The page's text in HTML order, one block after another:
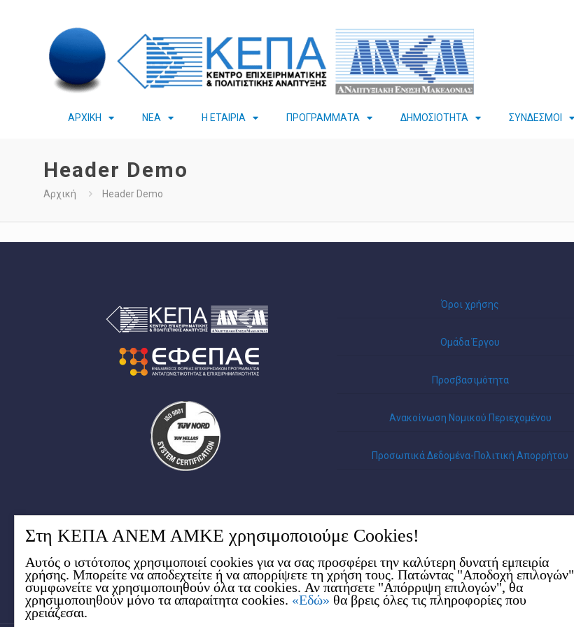
ΑΡΧΙΚΗ ΝΕΑ Η ΕΤΑΙΡΙΑ ΠΡΟΓΡΑΜΜΑΤΑ ΔΗΜΟΣΙΟΤΗΤΑ ΣΥΝΔΕΣΜΟΙ
Header Demo
Αρχική Header Demo
Όροι χρήσης
Ομάδα Έργου
Προσβασιμότητα
Ανακοίνωση Νομικού Περιεχομένου
Προσωπικά Δεδομένα-Πολιτική Απορρήτου
Στη ΚΕΠΑ ΑΝΕΜ ΑΜΚΕ χρησιμοποιούμε Cookies!
Αυτός ο ιστότοπος χρησιμοποιεί cookies για να σας προσφέρει την καλύτερη δυνατή εμπειρία
χρήσης. Μπορείτε να αποδεχτείτε ή να απορρίψετε τη χρήση τους. Πατώντας "Αποδοχή επιλογών"
συμφωνείτε να χρησιμοποιηθούν όλα τα cookies. Αν πατήσετε "Απόρριψη επιλογών", θα
χρησιμοποιηθούν μόνο τα απαραίτητα cookies. «Εδώ» θα βρεις όλες τις πληροφορίες που
χρειάζεσαι.